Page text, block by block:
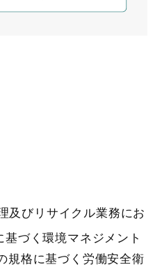
及びリサイクル業務にお
づく環境マネジメント
規格に基づく労働安全衛